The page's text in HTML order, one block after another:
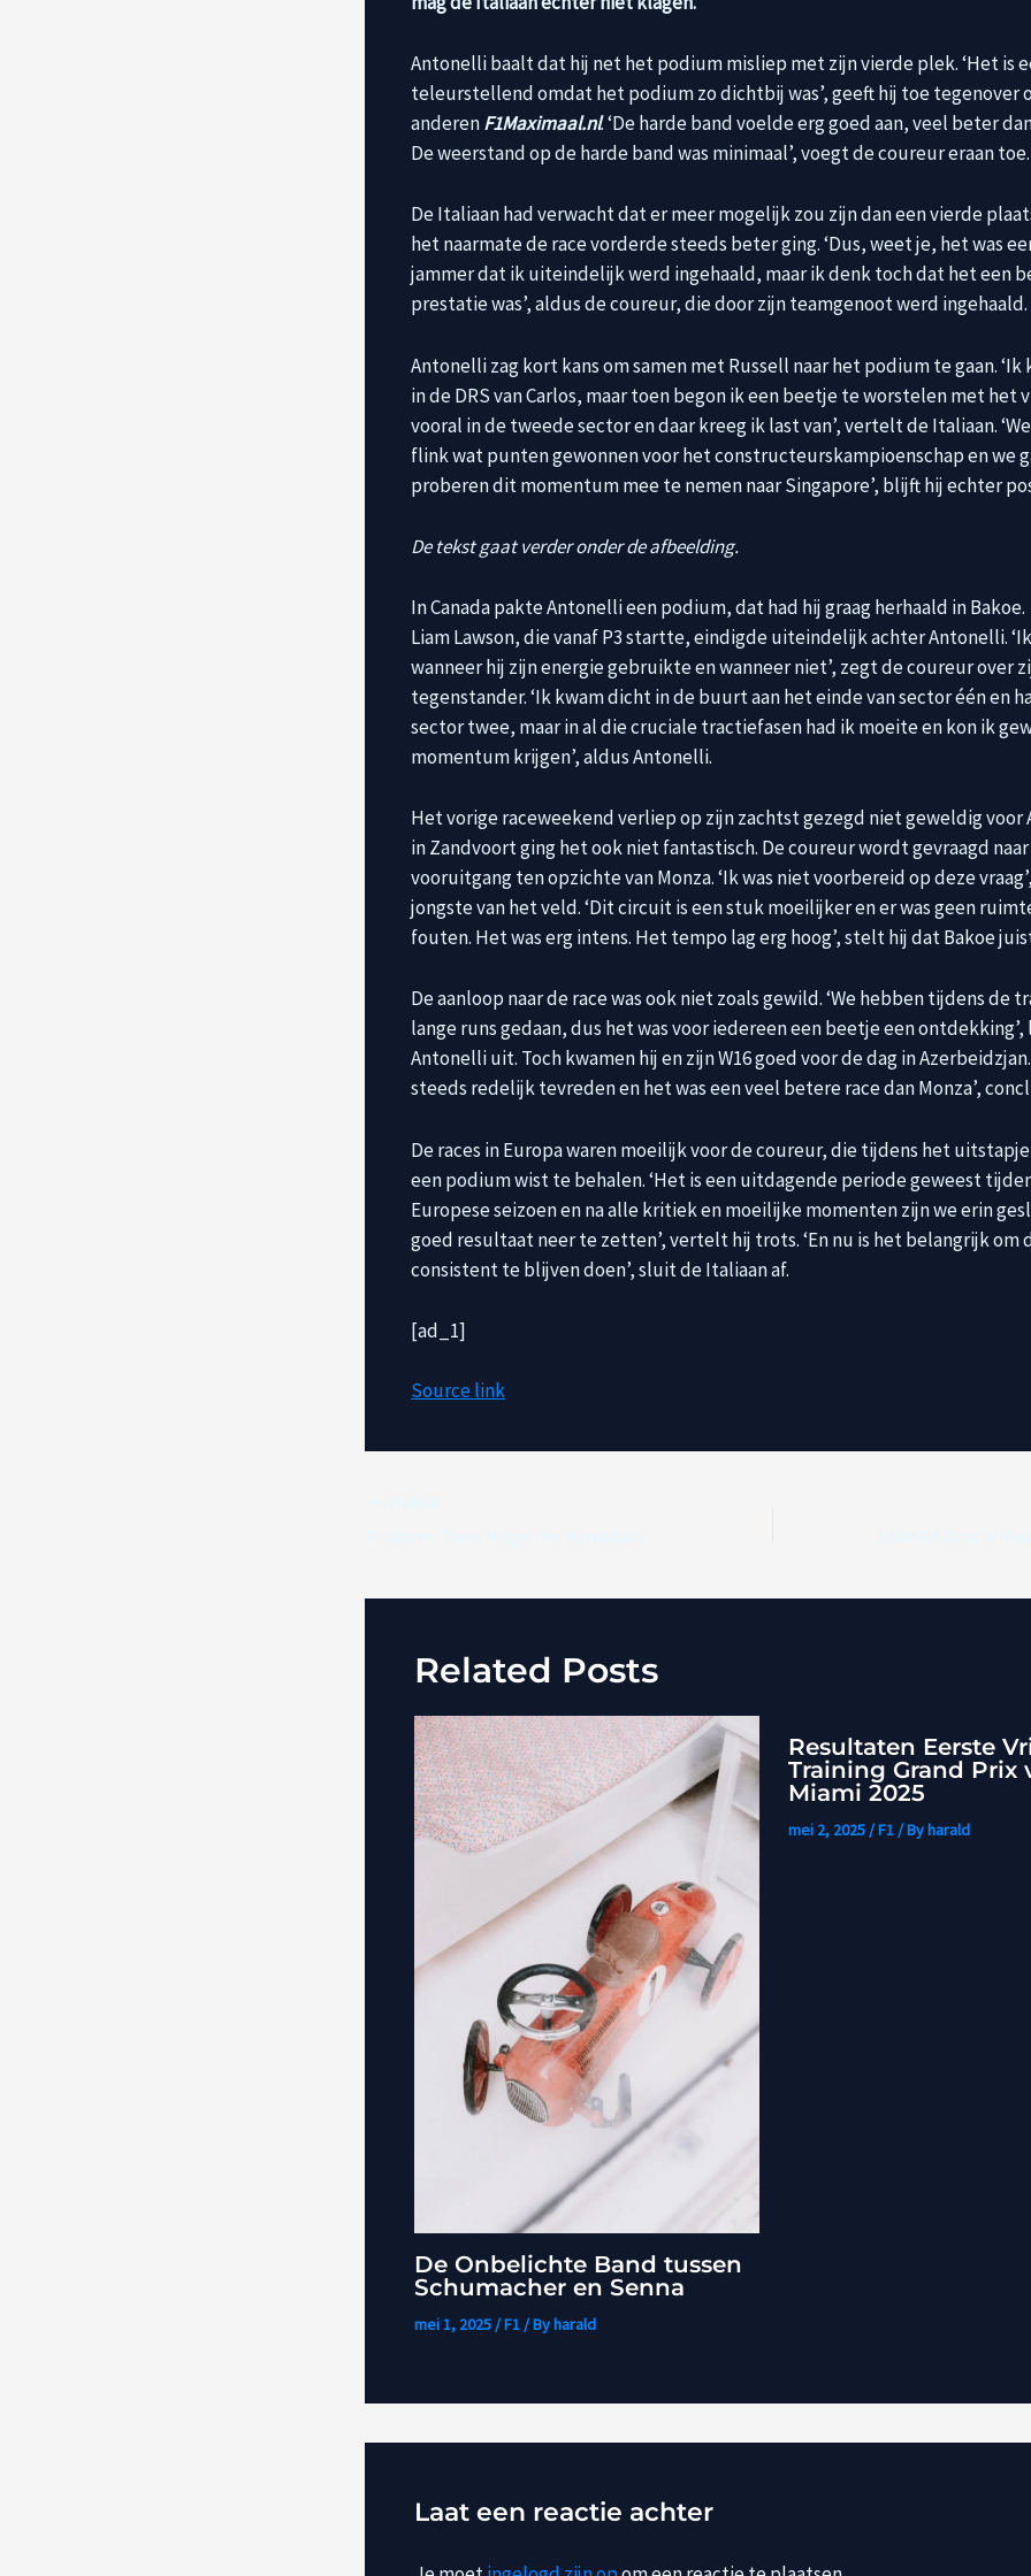
Antonelli baalt dat hij net het podium misliep met zijn vierde plek. ‘Het is
teleurstellend omdat het podium zo dichtbij was’, geeft hij toe tegenover
anderenF1Maximaal.nl. ‘De harde band voelde erg goed aan, veel beter
De weerstand op de harde band was minimaal’, voegt de coureur eraan toe.
De Italiaan had verwacht dat er meer mogelijk zou zijn dan een vierde
het naarmate de race vorderde steeds beter ging. ‘Dus, weet je, het was
jammer dat ik uiteindelijk werd ingehaald, maar ik denk toch dat het een
prestatie was’, aldus de coureur, die door zijn teamgenoot werd ingehaald.
Antonelli zag kort kans om samen met Russell naar het podium te gaan. ‘Ik
in de DRS van Carlos, maar toen begon ik een beetje te worstelen met het
vooral in de tweede sector en daar kreeg ik last van’, vertelt de Italiaan.
flink wat punten gewonnen voor het constructeurskampioenschap en we
proberen dit momentum mee te nemen naar Singapore’, blijft hij echter
De tekst gaat verder onder de afbeelding.
In Canada pakte Antonelli een podium, dat had hij graag herhaald in Bakoe.
Liam Lawson, die vanaf P3 startte, eindigde uiteindelijk achter Antonelli.
wanneer hij zijn energie gebruikte en wanneer niet’, zegt de coureur over
tegenstander. ‘Ik kwam dicht in de buurt aan het einde van sector één en
sector twee, maar in al die cruciale tractiefasen had ik moeite en kon ik
momentum krijgen’, aldus Antonelli.
Het vorige raceweekend verliep op zijn zachtst gezegd niet geweldig voor
in Zandvoort ging het ook niet fantastisch. De coureur wordt gevraagd
vooruitgang ten opzichte van Monza. ‘Ik was niet voorbereid op deze
jongste van het veld. ‘Dit circuit is een stuk moeilijker en er was geen
fouten. Het was erg intens. Het tempo lag erg hoog’, stelt hij dat Bakoe
De aanloop naar de race was ook niet zoals gewild. ‘We hebben tijdens de
lange runs gedaan, dus het was voor iedereen een beetje een
Antonelli uit. Toch kwamen hij en zijn W16 goed voor de dag in
steeds redelijk tevreden en het was een veel betere race dan Monza’,
De races in Europa waren moeilijk voor de coureur, die tijdens het uitstapje
een podium wist te behalen. ‘Het is een uitdagende periode geweest
Europese seizoen en na alle kritiek en moeilijke momenten zijn we erin
goed resultaat neer te zetten’, vertelt hij trots. ‘En nu is het belangrijk om
consistent te blijven doen’, sluit de Italiaan af.
[ad_1]
Source link
Related Posts
De Onbelichte Band tussen
Schumacher en Senna
mei 1, 2025/F1/ Byharald
Resultaten Eerste
Training Grand Prix
Miami 2025
mei 2, 2025/F1/ Byharald
Laat een reactie achter